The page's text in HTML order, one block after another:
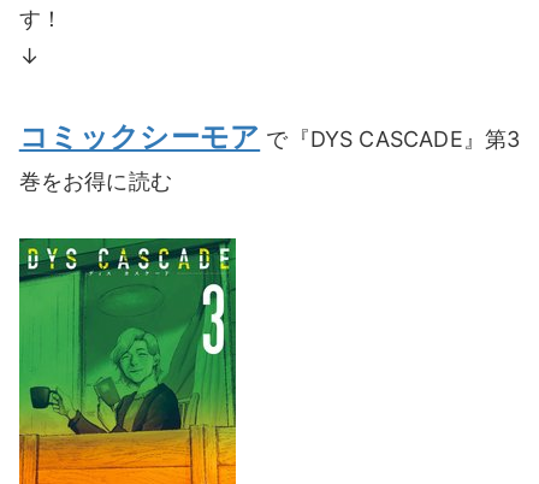
す！
↓
コミックシーモア で『DYS CASCADE』第3
巻をお得に読む